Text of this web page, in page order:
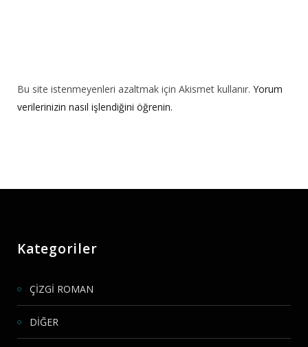
Bu site istenmeyenleri azaltmak için Akismet kullanır. Yorum
verilerinizin nasıl işlendiğini öğrenin.
Kategoriler
ÇİZGİ ROMAN
DİĞER